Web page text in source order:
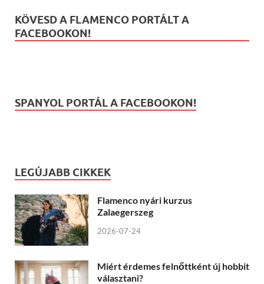
KÖVESD A FLAMENCO PORTÁLT A
FACEBOOKON!
SPANYOL PORTÁL A FACEBOOKON!
LEGÚJABB CIKKEK
Flamenco nyári kurzus
Zalaegerszeg
2026-07-24
Miért érdemes felnőttként új hobbit
választani?